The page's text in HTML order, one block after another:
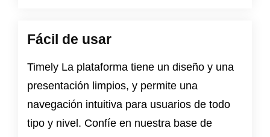
Fácil de usar
Timely La plataforma tiene un diseño y una
presentación limpios, y permite una
navegación intuitiva para usuarios de todo
tipo y nivel. Confíe en nuestra base de